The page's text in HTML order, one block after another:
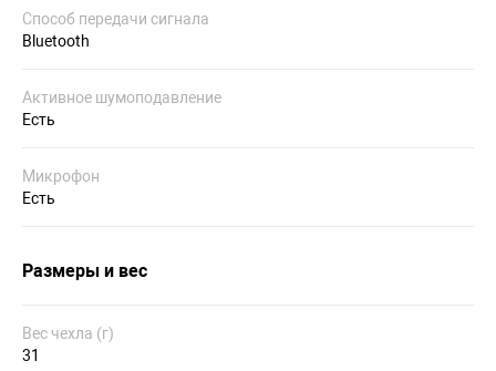
Способ передачи сигнала
Bluetooth
Активное шумоподавление
Есть
Микрофон
Есть
Размеры и вес
Вес чехла (г)
31